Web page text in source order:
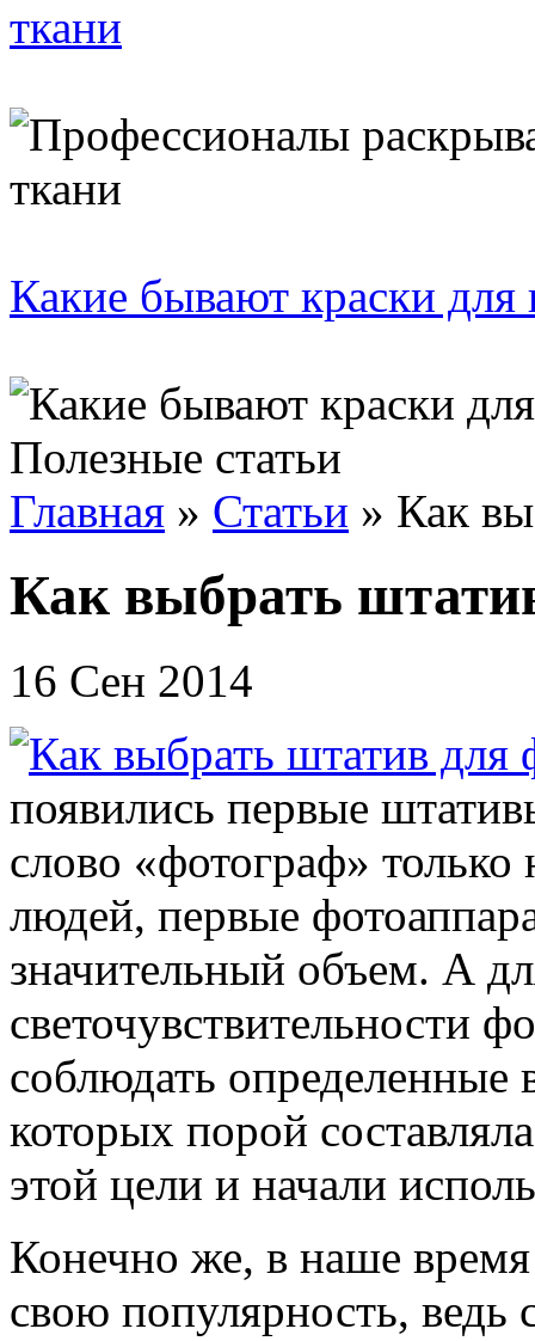
ткани
Какие бывают краски для
Полезные статьи
Главная » Статьи » Как
Как выбрать
16 Сен 2014
появились первые
слово «фотограф»
людей, первые
значительный объем. А
светочувствительности
соблюдать
которых порой
этой цели и начали
Конечно же, в наше время
свою популярность, ведь